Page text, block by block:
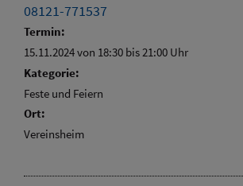
08121-771537
Termin:
15.11.2024 von 18:30 bis 21:00 Uhr
Kategorie:
Feste und Feiern
Ort:
Vereinsheim